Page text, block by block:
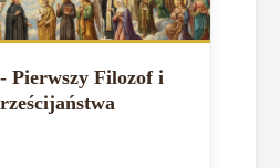
Pierwszy Filozof i